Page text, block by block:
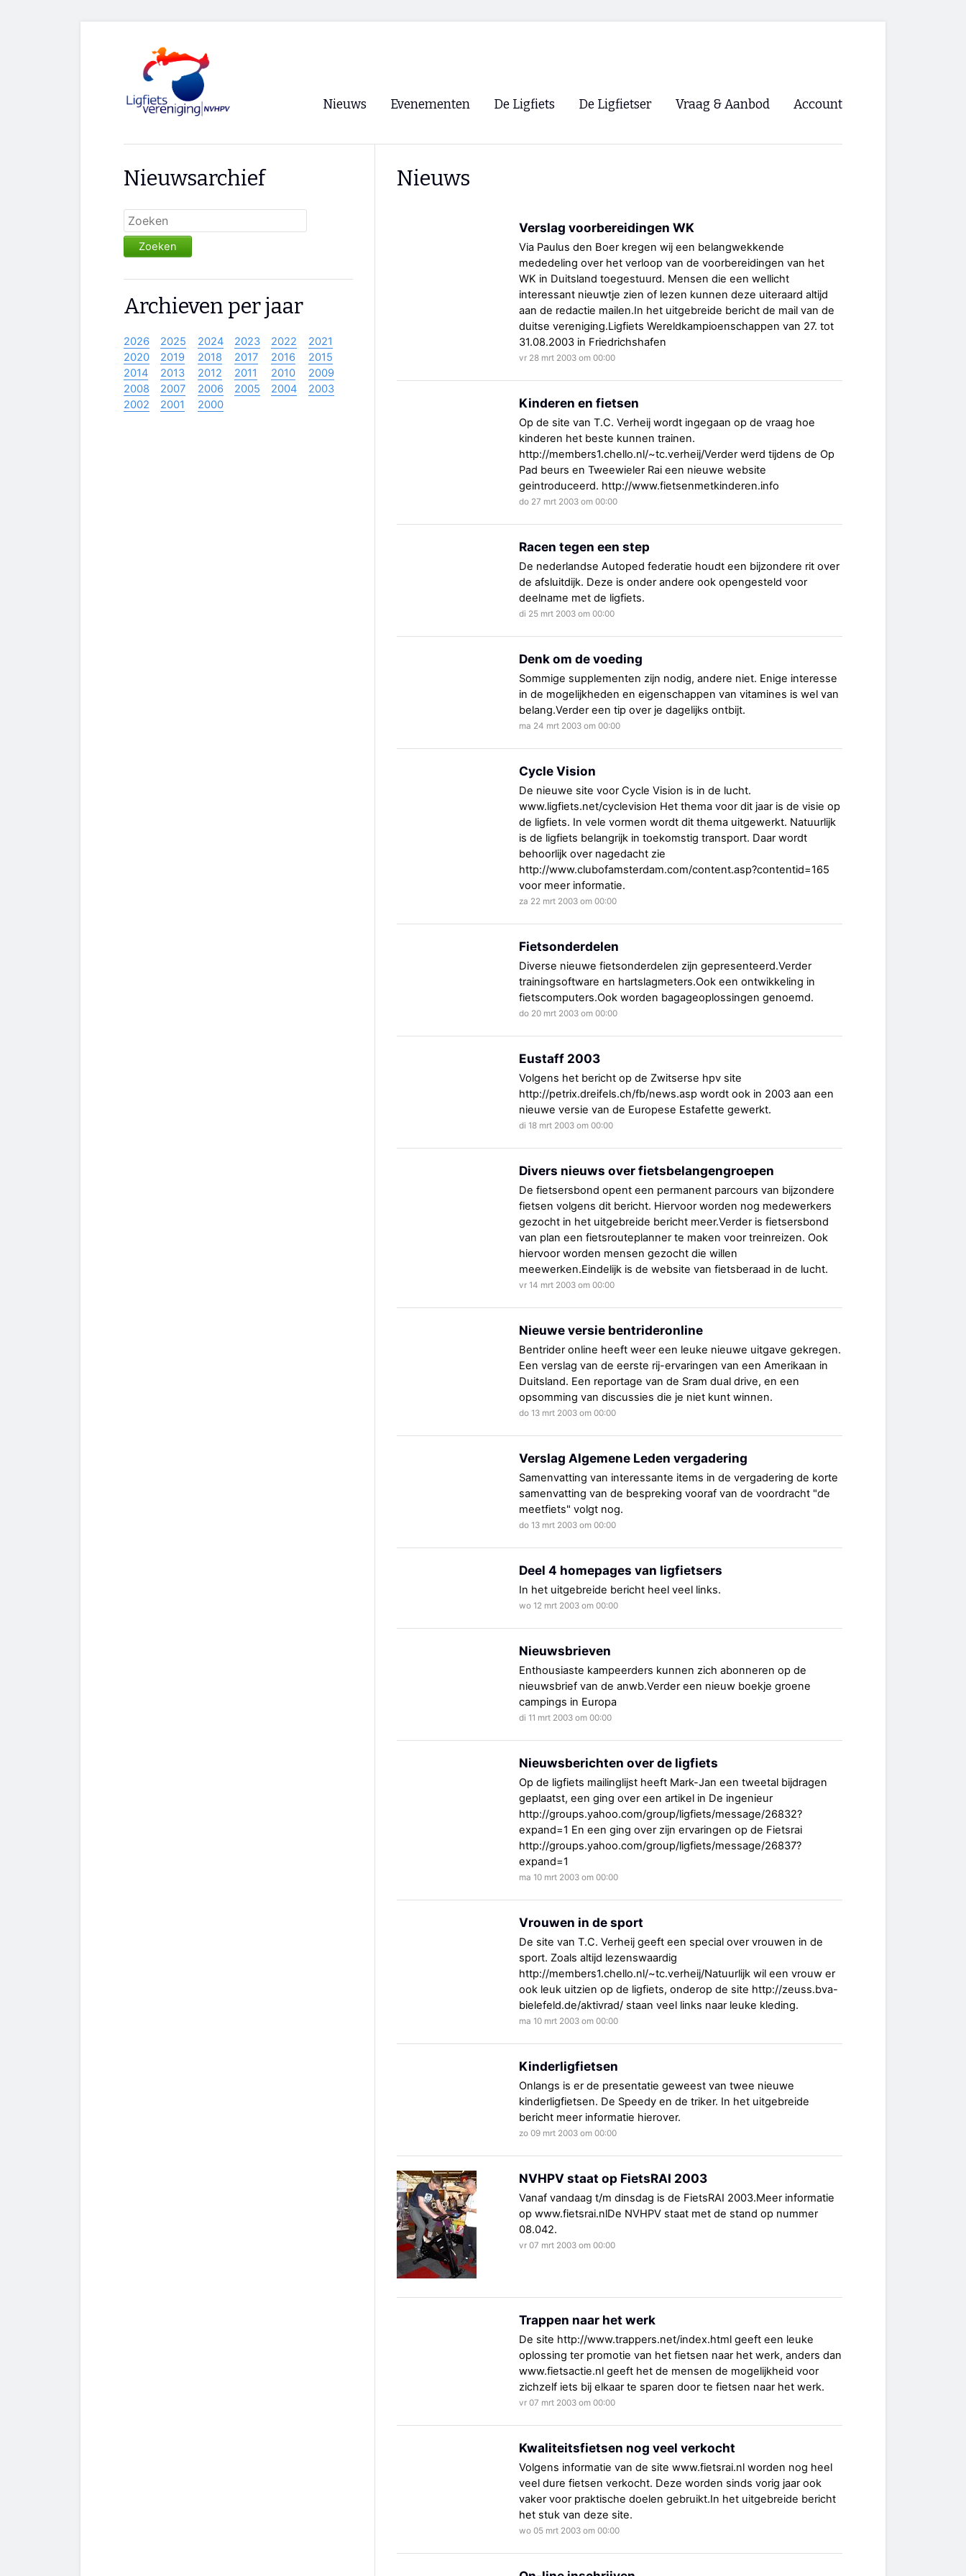
Nieuws Evenementen De Ligfiets De Ligfietser
Lokale Fietsverenigingen
EHPVA & EuSupino 🡺
Forum ligfietsers.nl 🡺
Vraag & Aanbod Account
Nieuws
Verslag voorbereidingen WK
Via Paulus den Boer kregen wij een belangwekkende
mededeling over het verloop van de voorbereidingen van het
WK in Duitsland toegestuurd. Mensen die een wellicht
interessant nieuwtje zien of lezen kunnen deze uiteraard altijd
aan de redactie mailen.In het uitgebreide bericht de mail van de
duitse vereniging.Ligfiets Wereldkampioenschappen van 27. tot
31.08.2003 in Friedrichshafen
vr 28 mrt 2003 om 00:00
Kinderen en fietsen
Op de site van T.C. Verheij wordt ingegaan op de vraag hoe
kinderen het beste kunnen trainen.
http://members1.chello.nl/~tc.verheij/Verder werd tijdens de Op
Pad beurs en Tweewieler Rai een nieuwe website
geintroduceerd. http://www.fietsenmetkinderen.info
do 27 mrt 2003 om 00:00
Racen tegen een step
De nederlandse Autoped federatie houdt een bijzondere rit over
de afsluitdijk. Deze is onder andere ook opengesteld voor
deelname met de ligfiets.
di 25 mrt 2003 om 00:00
Denk om de voeding
Sommige supplementen zijn nodig, andere niet. Enige interesse
in de mogelijkheden en eigenschappen van vitamines is wel van
belang.Verder een tip over je dagelijks ontbijt.
ma 24 mrt 2003 om 00:00
Cycle Vision
De nieuwe site voor Cycle Vision is in de lucht.
www.ligfiets.net/cyclevision Het thema voor dit jaar is de visie op
de ligfiets. In vele vormen wordt dit thema uitgewerkt. Natuurlijk
is de ligfiets belangrijk in toekomstig transport. Daar wordt
behoorlijk over nagedacht zie
http://www.clubofamsterdam.com/content.asp?contentid=165
voor meer informatie.
za 22 mrt 2003 om 00:00
Fietsonderdelen
Diverse nieuwe fietsonderdelen zijn gepresenteerd.Verder
trainingsoftware en hartslagmeters.Ook een ontwikkeling in
fietscomputers.Ook worden bagageoplossingen genoemd.
do 20 mrt 2003 om 00:00
Eustaff 2003
Volgens het bericht op de Zwitserse hpv site
http://petrix.dreifels.ch/fb/news.asp wordt ook in 2003 aan een
nieuwe versie van de Europese Estafette gewerkt.
di 18 mrt 2003 om 00:00
Divers nieuws over fietsbelangengroepen
De fietsersbond opent een permanent parcours van bijzondere
fietsen volgens dit bericht. Hiervoor worden nog medewerkers
gezocht in het uitgebreide bericht meer.Verder is fietsersbond
van plan een fietsrouteplanner te maken voor treinreizen. Ook
hiervoor worden mensen gezocht die willen
meewerken.Eindelijk is de website van fietsberaad in de lucht.
vr 14 mrt 2003 om 00:00
Nieuwe versie bentrideronline
Bentrider online heeft weer een leuke nieuwe uitgave gekregen.
Een verslag van de eerste rij-ervaringen van een Amerikaan in
Duitsland. Een reportage van de Sram dual drive, en een
opsomming van discussies die je niet kunt winnen.
do 13 mrt 2003 om 00:00
Verslag Algemene Leden vergadering
Samenvatting van interessante items in de vergadering de korte
samenvatting van de bespreking vooraf van de voordracht "de
meetfiets" volgt nog.
do 13 mrt 2003 om 00:00
Deel 4 homepages van ligfietsers
In het uitgebreide bericht heel veel links.
wo 12 mrt 2003 om 00:00
Nieuwsbrieven
Enthousiaste kampeerders kunnen zich abonneren op de
nieuwsbrief van de anwb.Verder een nieuw boekje groene
campings in Europa
di 11 mrt 2003 om 00:00
Nieuwsberichten over de ligfiets
Op de ligfiets mailinglijst heeft Mark-Jan een tweetal bijdragen
geplaatst, een ging over een artikel in De ingenieur
http://groups.yahoo.com/group/ligfiets/message/26832?
expand=1 En een ging over zijn ervaringen op de Fietsrai
http://groups.yahoo.com/group/ligfiets/message/26837?
expand=1
ma 10 mrt 2003 om 00:00
Vrouwen in de sport
De site van T.C. Verheij geeft een special over vrouwen in de
sport. Zoals altijd lezenswaardig
http://members1.chello.nl/~tc.verheij/Natuurlijk wil een vrouw er
ook leuk uitzien op de ligfiets, onderop de site http://zeuss.bva-
bielefeld.de/aktivrad/ staan veel links naar leuke kleding.
ma 10 mrt 2003 om 00:00
Kinderligfietsen
Onlangs is er de presentatie geweest van twee nieuwe
kinderligfietsen. De Speedy en de triker. In het uitgebreide
bericht meer informatie hierover.
zo 09 mrt 2003 om 00:00
NVHPV staat op FietsRAI 2003
Vanaf vandaag t/m dinsdag is de FietsRAI 2003.Meer informatie
op www.fietsrai.nlDe NVHPV staat met de stand op nummer
08.042.
vr 07 mrt 2003 om 00:00
Trappen naar het werk
De site http://www.trappers.net/index.html geeft een leuke
oplossing ter promotie van het fietsen naar het werk, anders dan
www.fietsactie.nl geeft het de mensen de mogelijkheid voor
zichzelf iets bij elkaar te sparen door te fietsen naar het werk.
vr 07 mrt 2003 om 00:00
Kwaliteitsfietsen nog veel verkocht
Volgens informatie van de site www.fietsrai.nl worden nog heel
veel dure fietsen verkocht. Deze worden sinds vorig jaar ook
vaker voor praktische doelen gebruikt.In het uitgebreide bericht
het stuk van deze site.
wo 05 mrt 2003 om 00:00
Nieuwsarchief
Zoeken
Archieven per jaar
2026 2025 2024 2023 2022
2021
2020
2019 2018 2017 2016
2015
2014
2013 2012 2011 2010
2009
2008
2007 2006 2005 2004
2003
2002
2001 2000